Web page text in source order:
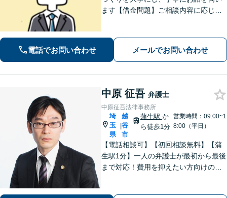
ます【借金問題】ご相談内容に応じて
勤務経験を活かし、相談者さま目線に
立った的確なアドバイスを【初回相談
電話でお問い合わせ メールでお問い合わせ
中原 征吾 弁護士
中原征吾法律事務所
埼
玉
県
|
越
谷
市
蒲生駅 か
ら徒歩1分
営業時間：09:00~1
8:00（平日）
【電話相談可】【初回相談無料】【蒲
生駅1分】一人の弁護士が最初から最後
まで対応！費用を抑えたい方向けのバ